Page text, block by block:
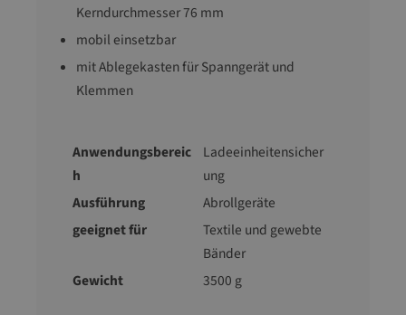
Kerndurchmesser 76 mm
mobil einsetzbar
mit Ablegekasten für Spanngerät und
Klemmen
Anwendungsbereic
h
Ladeeinheitensicher
ung
Ausführung
Abrollgeräte
geeignet für
Textile und gewebte
Bänder
Gewicht
3500 g